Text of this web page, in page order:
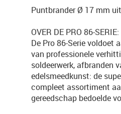
Puntbrander Ø 17 mm
OVER DE PRO 86-SERIE:
De Pro 86-Serie voldoet
van professionele
soldeerwerk, afbranden
edelsmeedkunst: de
compleet assortiment
gereedschap bedoelde